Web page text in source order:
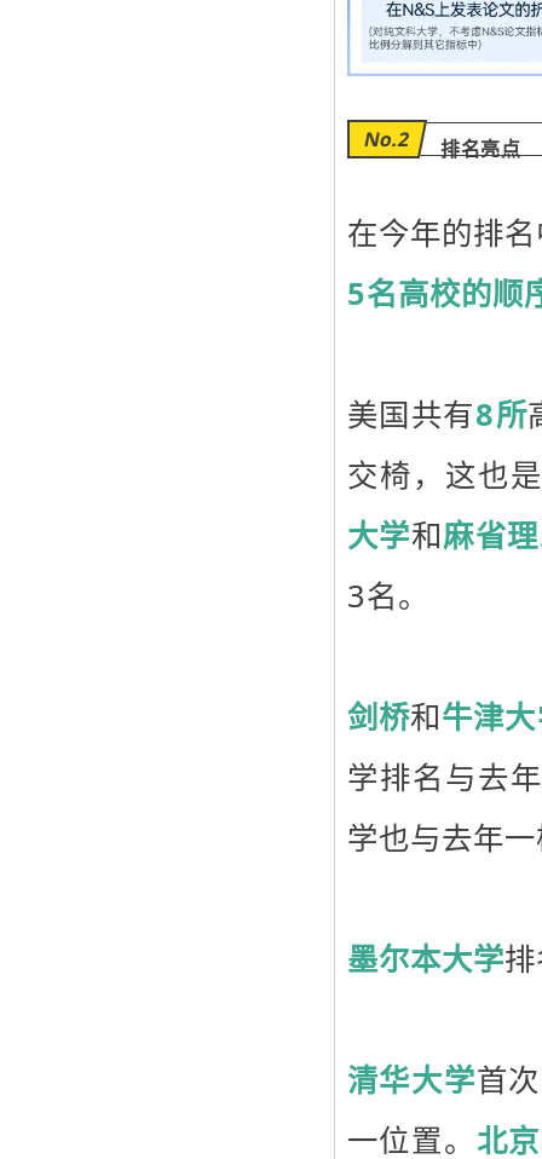
No.2 排名亮点
在今年的排
5名高校的顺
美国共有8所
交椅，这也
大学和麻省
3名。
剑桥和牛津
学排名与去
学也与去年
墨尔本大学
清华大学首
一位置。 北